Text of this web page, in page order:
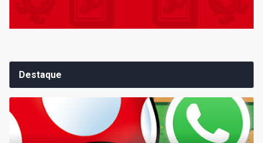
Destaque